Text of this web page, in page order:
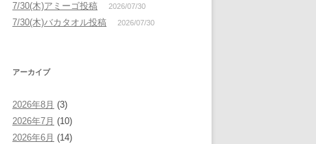
7/30(木)アミーゴ投稿 2026/07/30
7/30(木)バカタオル投稿 2026/07/30
アーカイブ
2026年8月 (3)
2026年7月 (10)
2026年6月 (14)